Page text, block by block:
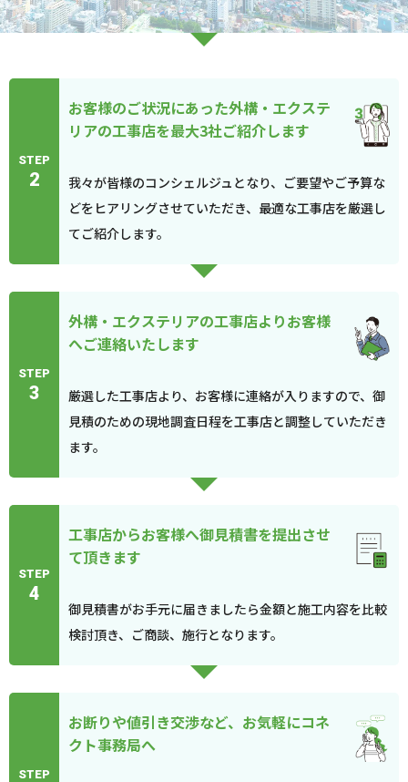
STEP
2
お客様のご状況にあった外構・エクステ
リアの工事店を最大3社ご紹介します
我々が皆様のコンシェルジュとなり、ご要望やご予算な
どをヒアリングさせていただき、最適な工事店を厳選し
てご紹介します。
STEP
3
外構・エクステリアの工事店よりお客様
へご連絡いたします
厳選した工事店より、お客様に連絡が入りますので、御
見積のための現地調査日程を工事店と調整していただき
ます。
STEP
4
工事店からお客様へ御見積書を提出させ
て頂きます
御見積書がお手元に届きましたら金額と施工内容を比較
検討頂き、ご商談、施行となります。
STEP
お断りや値引き交渉など、お気軽にコネ
クト事務局へ